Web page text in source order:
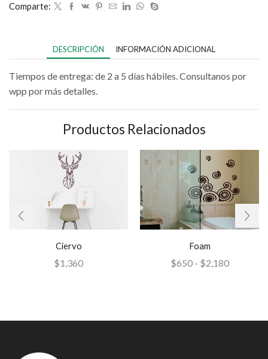
Comparte:
DESCRIPCIÓN INFORMACIÓN ADICIONAL
Tiempos de entrega: de 2 a 5 días hábiles. Consultanos por
wpp por más detalles.
Productos Relacionados
Ciervo
$1,360
Foam
$650 - $2,180